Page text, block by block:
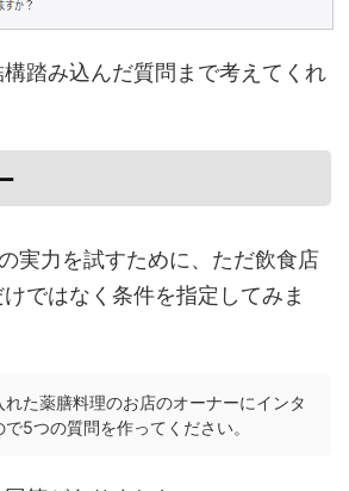
踏み込んだ質問まで考えてくれ
実力を試すために、ただ飲食店
ではなく条件を指定してみま
れた薬膳料理のお店のオーナーにインタ
5つの質問を作ってください。